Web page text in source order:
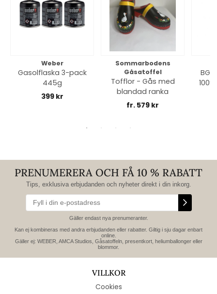
Weber
Gasolflaska 3-pack
445g
399 kr
Sommarbodens
Gåsatoffel
Tofflor - Gås med
blandad ranka
fr. 579 kr
PRENUMERERA OCH FÅ 10 % RABATT
Tips, exklusiva erbjudanden och nyheter direkt i din inkorg.
Gäller endast nya prenumeranter.
Kan ej kombineras med andra erbjudanden eller rabatter. Giltig i sju dagar enbart
online.
Gäller ej: WEBER, AMCA Studios, Gåsatoffeln, presentkort, heliumballonger eller
blommor.
VILLKOR
Cookies